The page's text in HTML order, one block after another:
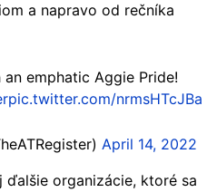
a napravo od rečníka
emphatic Aggie Pride!
pic.twitter.com/nrmsHTcJBa
April 14, 2022
organizácie, ktoré sa